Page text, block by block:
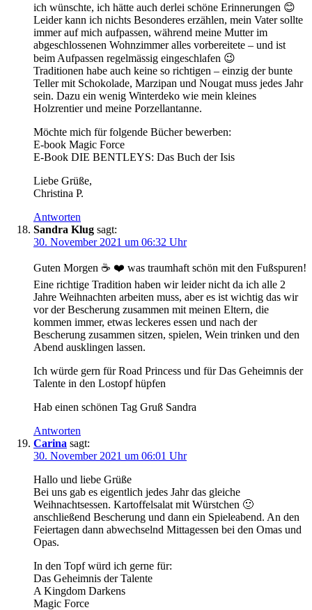
ich wünschte, ich hätte auch derlei schöne Erinnerungen 😊
Leider kann ich nichts Besonderes erzählen, mein Vater sollte
immer auf mich aufpassen, während meine Mutter im
abgeschlossenen Wohnzimmer alles vorbereitete – und ist
beim Aufpassen regelmässig eingeschlafen 😉
Traditionen habe auch keine so richtigen – einzig der bunte
Teller mit Schokolade, Marzipan und Nougat muss jedes Jahr
sein. Dazu ein wenig Winterdeko wie mein kleines
Holzrentier und meine Porzellantanne.
Möchte mich für folgende Bücher bewerben:
E-book Magic Force
E-Book DIE BENTLEYS: Das Buch der Isis
Liebe Grüße,
Christina P.
Antworten
Sandra Klug sagt:
30. November 2021 um 06:32 Uhr
Guten Morgen ☕ ❤️ was traumhaft schön mit den Fußspuren!
Eine richtige Tradition haben wir leider nicht da ich alle 2
Jahre Weihnachten arbeiten muss, aber es ist wichtig das wir
vor der Bescherung zusammen mit meinen Eltern, die
kommen immer, etwas leckeres essen und nach der
Bescherung zusammen sitzen, spielen, Wein trinken und den
Abend ausklingen lassen.
Ich würde gern für Road Princess und für Das Geheimnis der
Talente in den Lostopf hüpfen
Hab einen schönen Tag Gruß Sandra
Antworten
Carina sagt:
30. November 2021 um 06:01 Uhr
Hallo und liebe Grüße
Bei uns gab es eigentlich jedes Jahr das gleiche
Weihnachtsessen. Kartoffelsalat mit Würstchen 🙂
anschließend Bescherung und dann ein Spieleabend. An den
Feiertagen dann abwechselnd Mittagessen bei den Omas und
Opas.
In den Topf würd ich gerne für:
Das Geheimnis der Talente
A Kingdom Darkens
Magic Force